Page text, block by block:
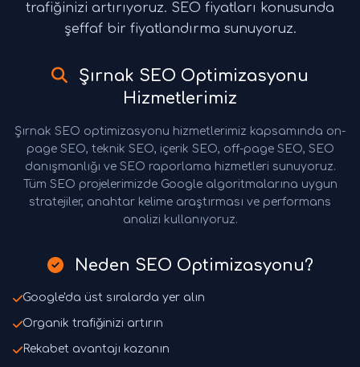
trafiğinizi artırıyoruz. SEO fiyatları konusunda
şeffaf bir fiyatlandırma sunuyoruz.
Şırnak SEO Optimizasyonu
Hizmetlerimiz
Şırnak SEO optimizasyonu hizmetlerimiz kapsamında on-
page SEO, teknik SEO, içerik SEO, off-page SEO, SEO
danışmanlığı ve SEO raporlama hizmetleri sunuyoruz.
Tüm SEO projelerimizde Google algoritmalarına uygun
stratejiler, anahtar kelime araştırması ve performans
analizi kullanıyoruz.
Neden SEO Optimizasyonu?
Google'da üst sıralarda yer alın
Organik trafiğinizi artırın
Rekabet avantajı kazanın